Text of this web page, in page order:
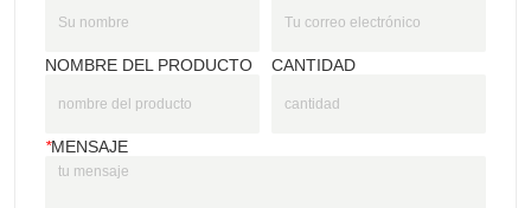
NOMBRE DEL PRODUCTO CANTIDAD
*MENSAJE